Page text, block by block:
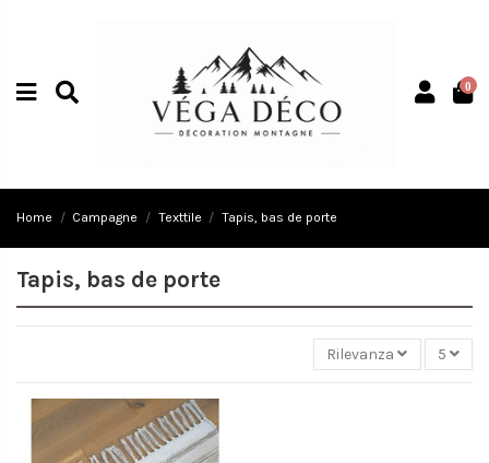
0
Home Campagne Texttile Tapis, bas de porte
Tapis, bas de porte
Rilevanza 5